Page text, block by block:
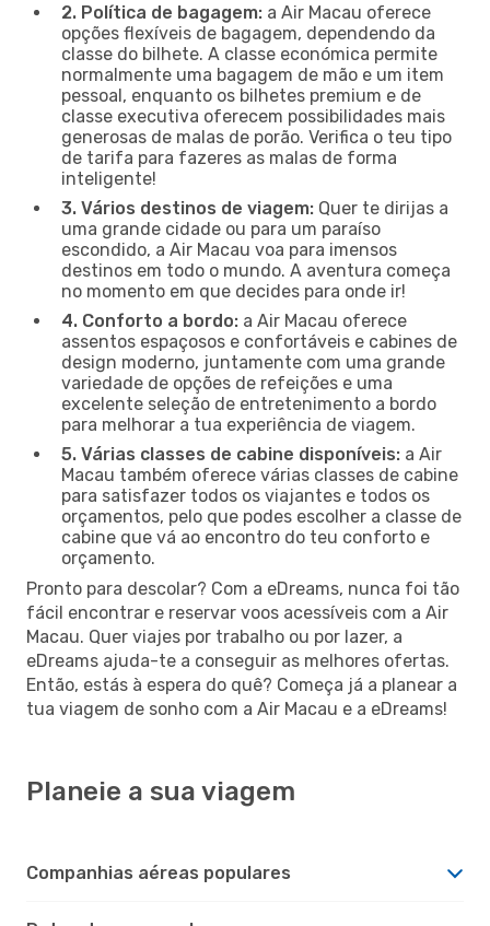
2. Política de bagagem: a Air Macau oferece
opções flexíveis de bagagem, dependendo da
classe do bilhete. A classe económica permite
normalmente uma bagagem de mão e um item
pessoal, enquanto os bilhetes premium e de
classe executiva oferecem possibilidades mais
generosas de malas de porão. Verifica o teu tipo
de tarifa para fazeres as malas de forma
inteligente!
3. Vários destinos de viagem: Quer te dirijas a
uma grande cidade ou para um paraíso
escondido, a Air Macau voa para imensos
destinos em todo o mundo. A aventura começa
no momento em que decides para onde ir!
4. Conforto a bordo: a Air Macau oferece
assentos espaçosos e confortáveis e cabines de
design moderno, juntamente com uma grande
variedade de opções de refeições e uma
excelente seleção de entretenimento a bordo
para melhorar a tua experiência de viagem.
5. Várias classes de cabine disponíveis: a Air
Macau também oferece várias classes de cabine
para satisfazer todos os viajantes e todos os
orçamentos, pelo que podes escolher a classe de
cabine que vá ao encontro do teu conforto e
orçamento.
Pronto para descolar? Com a eDreams, nunca foi tão
fácil encontrar e reservar voos acessíveis com a Air
Macau. Quer viajes por trabalho ou por lazer, a
eDreams ajuda-te a conseguir as melhores ofertas.
Então, estás à espera do quê? Começa já a planear a
tua viagem de sonho com a Air Macau e a eDreams!
Planeie a sua viagem
Companhias aéreas populares